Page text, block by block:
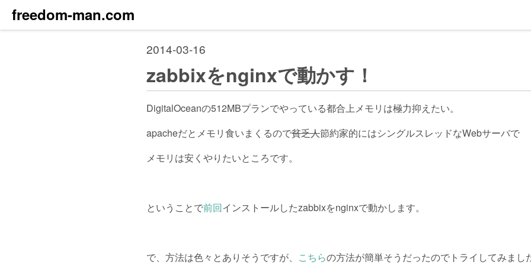
freedom-man.com
2014-03-16
zabbixをnginxで動かす！
DigitalOceanの512MBプランでやっている都合上メモリは極力抑えたい。
apacheだとメモリ食いまくるので貧乏人節約家的にはシングルスレッドなWebサーバで
メモリは安くやりたいところです。
ということで前回インストールしたzabbixをnginxで動かします。
で、方法は色々とありそうですが、 こちらの方法が簡単そうだったのでトライしてみまし